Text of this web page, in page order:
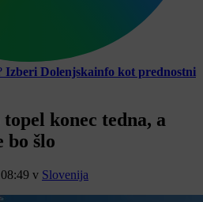
Izberi Dolenjskainfo kot prednostni
konec tedna, a
bo šlo
v Slovenija